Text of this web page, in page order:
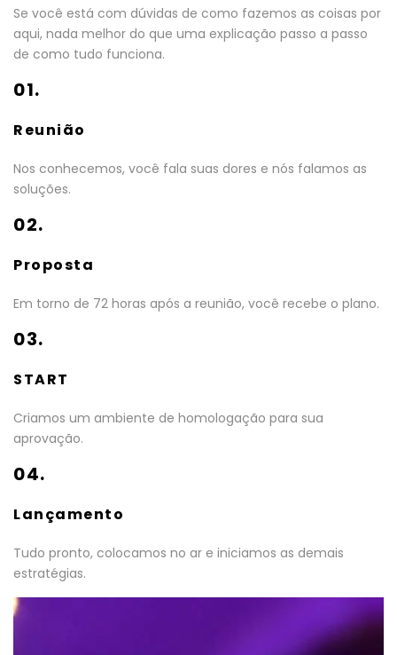
Se você está com dúvidas de como fazemos as coisas por
aqui, nada melhor do que uma explicação passo a passo
de como tudo funciona.
01.
Reunião
Nos conhecemos, você fala suas dores e nós falamos as
soluções.
02.
Proposta
Em torno de 72 horas após a reunião, você recebe o plano.
03.
START
Criamos um ambiente de homologação para sua
aprovação.
04.
Lançamento
Tudo pronto, colocamos no ar e iniciamos as demais
estratégias.